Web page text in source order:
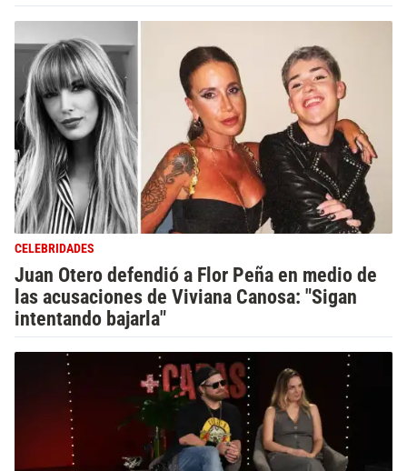
CELEBRIDADES
Juan Otero defendió a Flor Peña en medio de
las acusaciones de Viviana Canosa: "Sigan
intentando bajarla"